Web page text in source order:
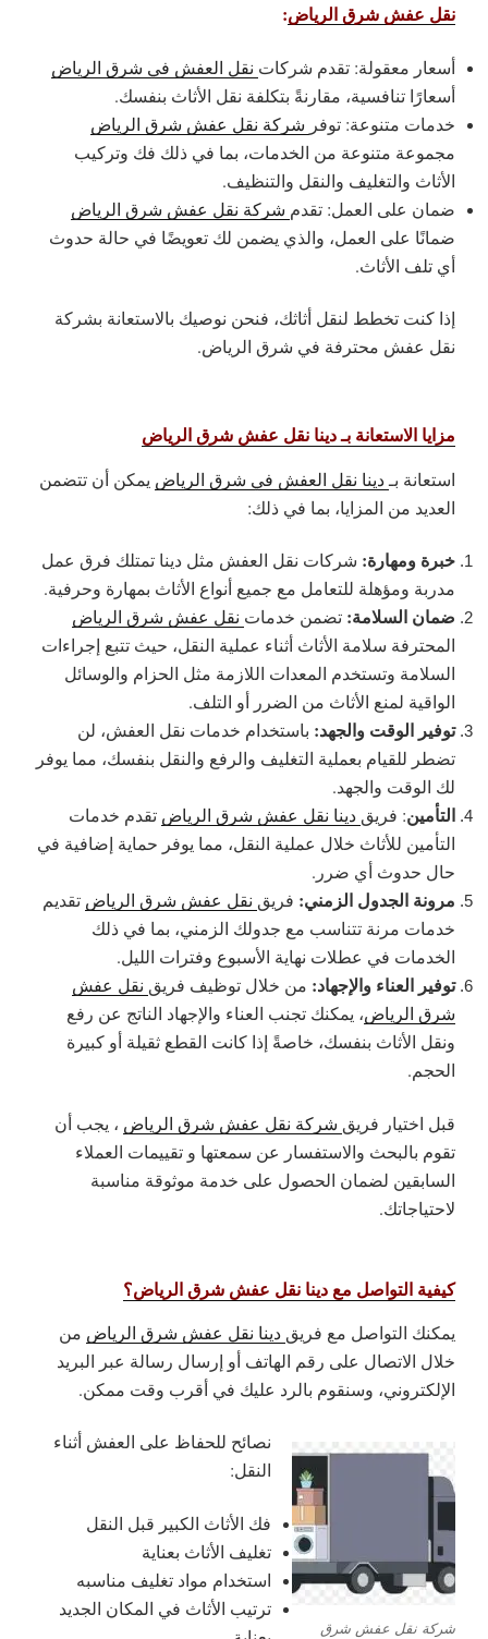
نقل عفش شرق الرياض:
أسعار معقولة: تقدم شركات نقل العفش في شرق الرياض
أسعارًا تنافسية، مقارنةً بتكلفة نقل الأثاث بنفسك.
خدمات متنوعة: توفر شركة نقل عفش شرق الرياض
مجموعة متنوعة من الخدمات، بما في ذلك فك وتركيب
الأثاث والتغليف والنقل والتنظيف.
ضمان على العمل: تقدم شركة نقل عفش شرق الرياض
ضمانًا على العمل، والذي يضمن لك تعويضًا في حالة حدوث
أي تلف الأثاث.
إذا كنت تخطط لنقل أثاثك، فنحن نوصيك بالاستعانة بشركة
نقل عفش محترفة في شرق الرياض.
مزايا الاستعانة بـ دينا نقل عفش شرق الرياض
استعانة بـدينا نقل العفش في شرق الرياض يمكن أن تتضمن
العديد من المزايا، بما في ذلك:
خبرة ومهارة: شركات نقل العفش مثل دينا تمتلك فرق عمل
مدربة ومؤهلة للتعامل مع جميع أنواع الأثاث بمهارة وحرفية.
ضمان السلامة: تضمن خدمات نقل عفش شرق الرياض
المحترفة سلامة الأثاث أثناء عملية النقل، حيث تتبع إجراءات
السلامة وتستخدم المعدات اللازمة مثل الحزام والوسائل
الواقية لمنع الأثاث من الضرر أو التلف.
توفير الوقت والجهد: باستخدام خدمات نقل العفش، لن
تضطر للقيام بعملية التغليف والرفع والنقل بنفسك، مما يوفر
لك الوقت والجهد.
التأمين: فريق دينا نقل عفش شرق الرياض تقدم خدمات
التأمين للأثاث خلال عملية النقل، مما يوفر حماية إضافية في
حال حدوث أي ضرر.
مرونة الجدول الزمني: فريق نقل عفش شرق الرياض تقديم
خدمات مرنة تتناسب مع جدولك الزمني، بما في ذلك
الخدمات في عطلات نهاية الأسبوع وفترات الليل.
توفير العناء والإجهاد: من خلال توظيف فريق نقل عفش
شرق الرياض، يمكنك تجنب العناء والإجهاد الناتج عن رفع
ونقل الأثاث بنفسك، خاصةً إذا كانت القطع ثقيلة أو كبيرة
الحجم.
قبل اختيار فريق شركة نقل عفش شرق الرياض ، يجب أن
تقوم بالبحث والاستفسار عن سمعتها و تقييمات العملاء
السابقين لضمان الحصول على خدمة موثوقة مناسبة
لاحتياجاتك.
كيفية التواصل مع دينا نقل عفش شرق الرياض؟
يمكنك التواصل مع فريق دينا نقل عفش شرق الرياض من
خلال الاتصال على رقم الهاتف أو إرسال رسالة عبر البريد
الإلكتروني، وسنقوم بالرد عليك في أقرب وقت ممكن.
شركة نقل عفش شرق
نصائح للحفاظ على العفش أثناء
النقل:
فك الأثاث الكبير قبل النقل
تغليف الأثاث بعناية
استخدام مواد تغليف مناسبه
ترتيب الأثاث في المكان الجديد